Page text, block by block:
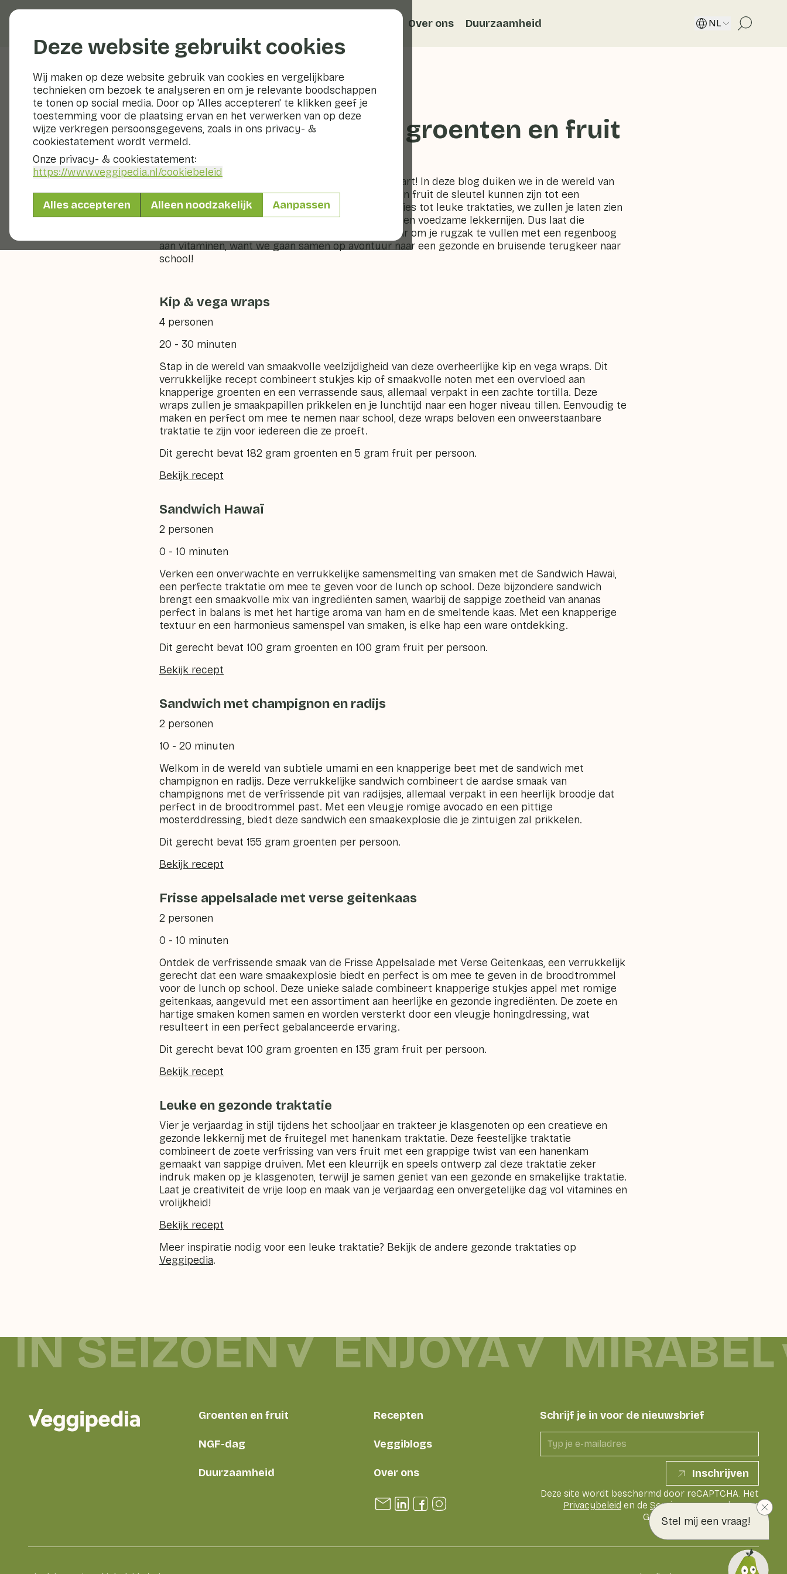
Stel mij een vraag!
Deze website gebruikt cookies
Wij maken op deze website gebruik van cookies en vergelijkbare
technieken om bezoek te analyseren en om je relevante boodschappen
te tonen op social media. Door op 'Alles accepteren' te klikken geef je
toestemming voor de plaatsing ervan en het verwerken van op deze
wijze verkregen persoonsgegevens, zoals in ons privacy- &
cookiestatement wordt vermeld.
Onze privacy- & cookiestatement:
https://www.veggipedia.nl/cookiebeleid
Alles accepteren Alleen noodzakelijk Aanpassen
Over ons Duurzaamheid NL
Veggiblogs
Back to school met groenten en fruit
24 augustus 2023
Terug naar school met een verse en knapperige start! In deze blog duiken we in de wereld van
gezonde voeding en ontdekken we hoe groenten en fruit de sleutel kunnen zijn tot een
succesvol schooljaar. Van kleurrijke lunchboxcreaties tot leuke traktaties, we zullen je laten zien
hoe je je schooldag kunt verrijken met smaakvolle en voedzame lekkernijen. Dus laat die
boterhammen met pindakaas thuis en maak je klaar om je rugzak te vullen met een regenboog
aan vitaminen, want we gaan samen op avontuur naar een gezonde en bruisende terugkeer naar
school!
Kip & vega wraps
4 personen
20 - 30 minuten
Stap in de wereld van smaakvolle veelzijdigheid van deze overheerlijke kip en vega wraps. Dit
verrukkelijke recept combineert stukjes kip of smaakvolle noten met een overvloed aan
knapperige groenten en een verrassende saus, allemaal verpakt in een zachte tortilla. Deze
wraps zullen je smaakpapillen prikkelen en je lunchtijd naar een hoger niveau tillen. Eenvoudig te
maken en perfect om mee te nemen naar school, deze wraps beloven een onweerstaanbare
traktatie te zijn voor iedereen die ze proeft.
Dit gerecht bevat 182 gram groenten en 5 gram fruit per persoon.
Bekijk recept
Sandwich Hawaï
2 personen
0 - 10 minuten
Verken een onverwachte en verrukkelijke samensmelting van smaken met de Sandwich Hawai,
een perfecte traktatie om mee te geven voor de lunch op school. Deze bijzondere sandwich
brengt een smaakvolle mix van ingrediënten samen, waarbij de sappige zoetheid van ananas
perfect in balans is met het hartige aroma van ham en de smeltende kaas. Met een knapperige
textuur en een harmonieus samenspel van smaken, is elke hap een ware ontdekking.
Dit gerecht bevat 100 gram groenten en 100 gram fruit per persoon.
Bekijk recept
Sandwich met champignon en radijs
2 personen
10 - 20 minuten
Welkom in de wereld van subtiele umami en een knapperige beet met de sandwich met
champignon en radijs. Deze verrukkelijke sandwich combineert de aardse smaak van
champignons met de verfrissende pit van radijsjes, allemaal verpakt in een heerlijk broodje dat
perfect in de broodtrommel past. Met een vleugje romige avocado en een pittige
mosterddressing, biedt deze sandwich een smaakexplosie die je zintuigen zal prikkelen.
Dit gerecht bevat 155 gram groenten per persoon.
Bekijk recept
Frisse appelsalade met verse geitenkaas
2 personen
0 - 10 minuten
Ontdek de verfrissende smaak van de Frisse Appelsalade met Verse Geitenkaas, een verrukkelijk
gerecht dat een ware smaakexplosie biedt en perfect is om mee te geven in de broodtrommel
voor de lunch op school. Deze unieke salade combineert knapperige stukjes appel met romige
geitenkaas, aangevuld met een assortiment aan heerlijke en gezonde ingrediënten. De zoete en
hartige smaken komen samen en worden versterkt door een vleugje honingdressing, wat
resulteert in een perfect gebalanceerde ervaring.
Dit gerecht bevat 100 gram groenten en 135 gram fruit per persoon.
Bekijk recept
Leuke en gezonde traktatie
Vier je verjaardag in stijl tijdens het schooljaar en trakteer je klasgenoten op een creatieve en
gezonde lekkernij met de fruitegel met hanenkam traktatie. Deze feestelijke traktatie
combineert de zoete verfrissing van vers fruit met een grappige twist van een hanenkam
gemaakt van sappige druiven. Met een kleurrijk en speels ontwerp zal deze traktatie zeker
indruk maken op je klasgenoten, terwijl je samen geniet van een gezonde en smakelijke traktatie.
Laat je creativiteit de vrije loop en maak van je verjaardag een onvergetelijke dag vol vitamines en
vrolijkheid!
Bekijk recept
Meer inspiratie nodig voor een leuke traktatie? Bekijk de andere gezonde traktaties op
Veggipedia.
SEIZOEN ENJOYA MIRABEL
Groenten en fruit Recepten
NGF-dag Veggiblogs
Duurzaamheid Over ons
Schrijf je in voor de nieuwsbrief
Inschrijven
Deze site wordt beschermd door reCAPTCHA. Het
Privacybeleid en de Servicevoorwaardenvan
Google zijn van toepassing